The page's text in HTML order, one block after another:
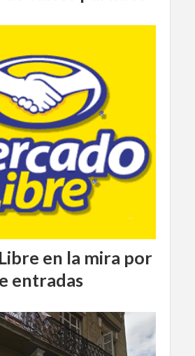
en la mira por
entradas